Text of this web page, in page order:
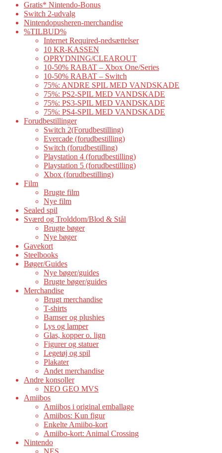
Gratis* Nintendo-Bonus
Switch 2-udvalg
Nintendopusheren-merchandise
%TILBUD%
Internet Required-nedsættelser
10 KR-KASSEN
OPRYDNING/CLEAROUT
10-50% RABAT – Xbox One/Series
10-50% RABAT – Switch
75%: ANDRE SPIL MED VANDSKADE
75%: PS2-SPIL MED VANDSKADE
75%: PS3-SPIL MED VANDSKADE
75%: PS4-SPIL MED VANDSKADE
Forudbestillinger
Switch 2(Forudbestilling)
Evercade (forudbestilling)
Switch (forudbestilling)
Playstation 4 (forudbestilling)
Playstation 5 (forudbestilling)
Xbox (forudbestilling)
Film
Brugte film
Nye film
Sealed spil
Sværd og Trolddom/Blod & Stål
Brugte bøger
Nye bøger
Gavekort
Steelbooks
Bøger/Guides
Nye bøger/guides
Brugte bøger/guides
Merchandise
Brugt merchandise
T-shirts
Bamser og plushies
Lys og lamper
Glas, kopper o. lign
Figurer og statuer
Legetøj og spil
Plakater
Andet merchandise
Andre konsoller
NEO GEO MVS
Amiibos
Amiibos i original emballage
Amiibos: Kun figur
Enkelte Amiibo-kort
Amiibo-kort: Animal Crossing
Nintendo